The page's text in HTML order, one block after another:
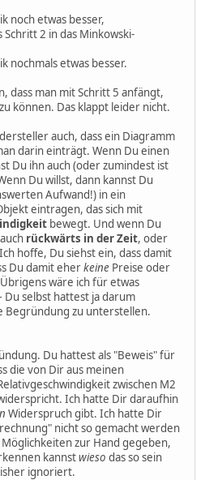
noch etwas besser,
Schritt 2 in das Minkowski-
nochmals etwas besser.
dass man mit Schritt 5 anfängt,
können. Das klappt leider nicht.
auch, dass ein Diagramm
darin einträgt. Wenn Du einen
Du ihn auch (oder zumindest ist
Du willst, dann kannst Du
Aufwand!) in ein
eintragen, das sich mit
bewegt. Und wenn Du
rückwärts in der Zeit, oder
hoffe, Du siehst ein, dass damit
Du damit eherkeine Preise oder
wäre ich für etwas
selbst hattest ja darum
Begründung zu unterstellen.
Du hattest als "Beweis" für
die von Dir aus meinen
zwischen M2
Ich hatte Dir daraufhin
Widerspruch gibt. Ich hatte Dir
nicht so gemacht werden
zur Hand gegeben,
kannstwieso das so sein
ignoriert.